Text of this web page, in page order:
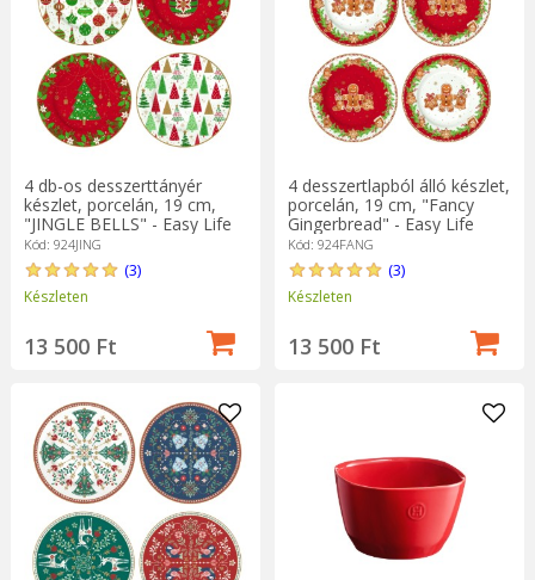
4 db-os desszerttányér
készlet, porcelán, 19 cm,
"JINGLE BELLS" - Easy Life
Kód: 924JING
(3)
Készleten
13 500 Ft
4 desszertlapból álló készlet,
porcelán, 19 cm, "Fancy
Gingerbread" - Easy Life
Kód: 924FANG
(3)
Készleten
13 500 Ft